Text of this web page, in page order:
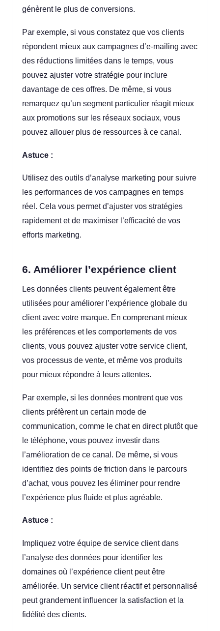
génèrent le plus de conversions.
Par exemple, si vous constatez que vos clients
répondent mieux aux campagnes d’e-mailing avec
des réductions limitées dans le temps, vous
pouvez ajuster votre stratégie pour inclure
davantage de ces offres. De même, si vous
remarquez qu’un segment particulier réagit mieux
aux promotions sur les réseaux sociaux, vous
pouvez allouer plus de ressources à ce canal.
Astuce :
Utilisez des outils d’analyse marketing pour suivre
les performances de vos campagnes en temps
réel. Cela vous permet d’ajuster vos stratégies
rapidement et de maximiser l’efficacité de vos
efforts marketing.
6. Améliorer l’expérience client
Les données clients peuvent également être
utilisées pour améliorer l’expérience globale du
client avec votre marque. En comprenant mieux
les préférences et les comportements de vos
clients, vous pouvez ajuster votre service client,
vos processus de vente, et même vos produits
pour mieux répondre à leurs attentes.
Par exemple, si les données montrent que vos
clients préfèrent un certain mode de
communication, comme le chat en direct plutôt que
le téléphone, vous pouvez investir dans
l’amélioration de ce canal. De même, si vous
identifiez des points de friction dans le parcours
d’achat, vous pouvez les éliminer pour rendre
l’expérience plus fluide et plus agréable.
Astuce :
Impliquez votre équipe de service client dans
l’analyse des données pour identifier les
domaines où l’expérience client peut être
améliorée. Un service client réactif et personnalisé
peut grandement influencer la satisfaction et la
fidélité des clients.